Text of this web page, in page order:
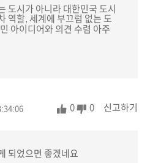
도시가 아니라 대한민국 도시
역할, 세계에 부끄럼 없는 도
아이디어와 의견 수렴 아주
0 0 신고하기
되었으면 좋겠네요